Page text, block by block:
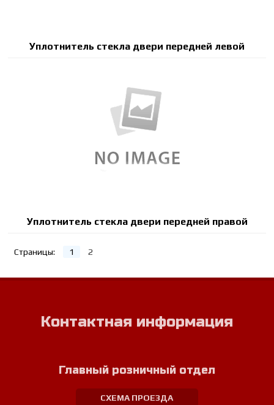
Уплотнитель стекла двери передней левой
Уплотнитель стекла двери передней правой
Страницы: 1 2
Контактная информация
Главный розничный отдел
СХЕМА ПРОЕЗДА